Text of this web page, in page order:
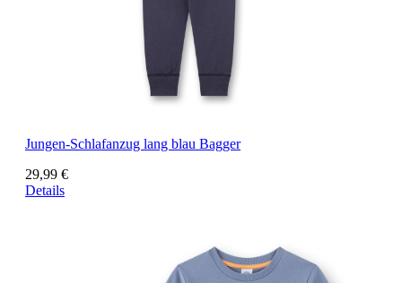
Jungen-Schlafanzug lang blau Bagger
29,99 €
Details